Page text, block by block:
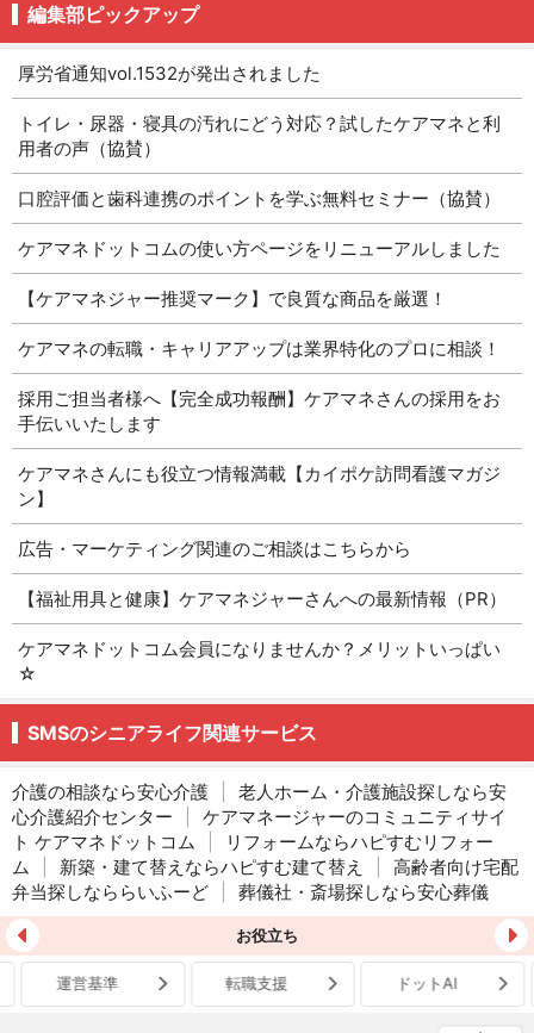
編集部ピックアップ
厚労省通知vol.1532が発出されました
トイレ・尿器・寝具の汚れにどう対応？試したケアマネと利
用者の声（協賛）
口腔評価と歯科連携のポイントを学ぶ無料セミナー（協賛）
ケアマネドットコムの使い方ページをリニューアルしました
【ケアマネジャー推奨マーク】で良質な商品を厳選！
ケアマネの転職・キャリアアップは業界特化のプロに相談！
採用ご担当者様へ【完全成功報酬】ケアマネさんの採用をお
手伝いいたします
ケアマネさんにも役立つ情報満載【カイポケ訪問看護マガジ
ン】
広告・マーケティング関連のご相談はこちらから
【福祉用具と健康】ケアマネジャーさんへの最新情報（PR）
ケアマネドットコム会員になりませんか？メリットいっぱい
☆
SMSのシニアライフ関連サービス
介護の相談なら安心介護
老人ホーム・介護施設探しなら安
心介護紹介センター
ケアマネージャーのコミュニティサイ
ト ケアマネドットコム
リフォームならハピすむリフォー
ム
新築・建て替えならハピすむ建て替え
高齢者向け宅配
弁当探しなららいふーど
葬儀社・斎場探しなら安心葬儀
お役立ち
運営基準 転職支援 ドットAI